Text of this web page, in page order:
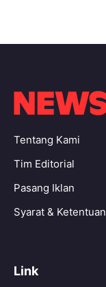
Tentang Kami
Tim Editorial
Pasang Iklan
Syarat & Ketentuan
Link